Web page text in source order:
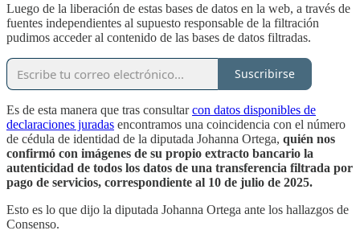
Luego de la liberación de estas bases de datos en la web, a través de
fuentes independientes al supuesto responsable de la filtración
pudimos acceder al contenido de las bases de datos filtradas.
Suscribirse
Es de esta manera que tras consultarcon datos disponibles de
declaraciones juradas encontramos una coincidencia con el número
de cédula de identidad de la diputada Johanna Ortega, quién nos
confirmó con imágenes de su propio extracto bancario la
autenticidad de todos los datos de una transferencia filtrada por
pago de servicios, correspondiente al 10 de julio de 2025.
Esto es lo que dijo la diputada Johanna Ortega ante los hallazgos de
Consenso.